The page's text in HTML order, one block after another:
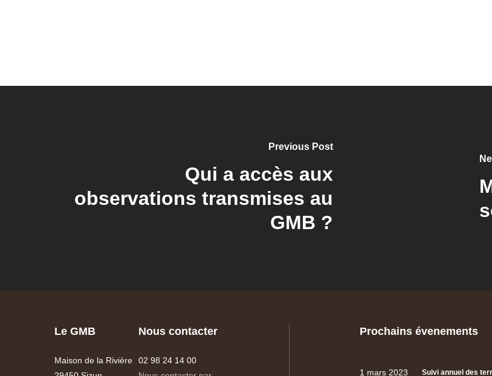
Previous Post
Qui a accès aux
observations transmises au
GMB ?
Le GMB
Maison de la Rivière
Nous contacter
02 98 24 14 00
Prochains évenements
1 mars 2023 Suivi annuel des